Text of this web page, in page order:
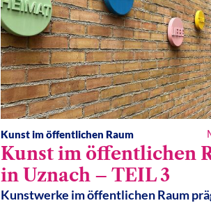
Kunst im öffentlichen Raum
Kunst im öffentlichen
in Uznach – TEIL 3
Kunstwerke im öffentlichen Raum